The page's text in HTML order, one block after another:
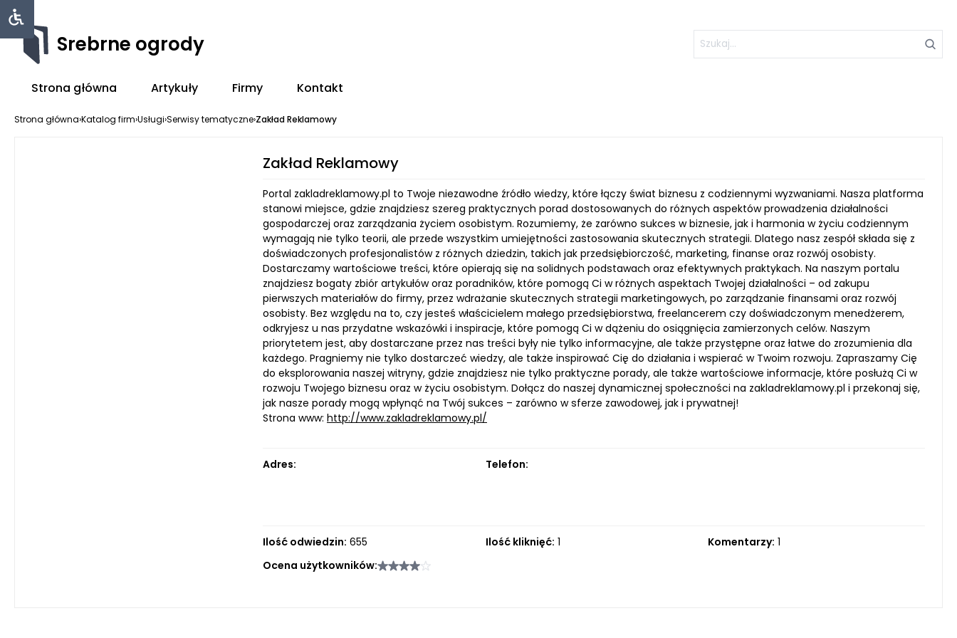
Srebrne ogrody
Strona główna Artykuły Firmy Kontakt
Strona główna›Katalog firm›Usługi›Serwisy tematyczne›Zakład Reklamowy
Zakład Reklamowy
Portal zakladreklamowy.pl to Twoje niezawodne źródło wiedzy, które łączy świat biznesu z codziennymi wyzwaniami. Nasza platforma
stanowi miejsce, gdzie znajdziesz szereg praktycznych porad dostosowanych do różnych aspektów prowadzenia działalności
gospodarczej oraz zarządzania życiem osobistym. Rozumiemy, że zarówno sukces w biznesie, jak i harmonia w życiu codziennym
wymagają nie tylko teorii, ale przede wszystkim umiejętności zastosowania skutecznych strategii. Dlatego nasz zespół składa się z
doświadczonych profesjonalistów z różnych dziedzin, takich jak przedsiębiorczość, marketing, finanse oraz rozwój osobisty.
Dostarczamy wartościowe treści, które opierają się na solidnych podstawach oraz efektywnych praktykach. Na naszym portalu
znajdziesz bogaty zbiór artykułów oraz poradników, które pomogą Ci w różnych aspektach Twojej działalności – od zakupu
pierwszych materiałów do firmy, przez wdrażanie skutecznych strategii marketingowych, po zarządzanie finansami oraz rozwój
osobisty. Bez względu na to, czy jesteś właścicielem małego przedsiębiorstwa, freelancerem czy doświadczonym menedżerem,
odkryjesz u nas przydatne wskazówki i inspiracje, które pomogą Ci w dążeniu do osiągnięcia zamierzonych celów. Naszym
priorytetem jest, aby dostarczane przez nas treści były nie tylko informacyjne, ale także przystępne oraz łatwe do zrozumienia dla
każdego. Pragniemy nie tylko dostarczeć wiedzy, ale także inspirować Cię do działania i wspierać w Twoim rozwoju. Zapraszamy Cię
do eksplorowania naszej witryny, gdzie znajdziesz nie tylko praktyczne porady, ale także wartościowe informacje, które posłużą Ci w
rozwoju Twojego biznesu oraz w życiu osobistym. Dołącz do naszej dynamicznej społeczności na zakladreklamowy.pl i przekonaj się,
jak nasze porady mogą wpłynąć na Twój sukces – zarówno w sferze zawodowej, jak i prywatnej!
Strona www: http://www.zakladreklamowy.pl/
Adres: Telefon:
Ilość odwiedzin: 655 Ilość kliknięć: 1 Komentarzy: 1
Ocena użytkowników: